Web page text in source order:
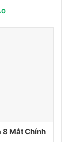
8 Mắt Chính